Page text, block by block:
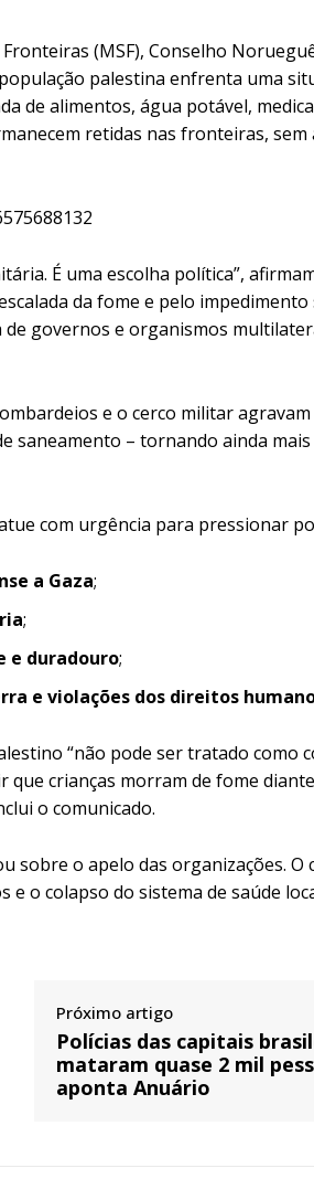
(MSF), Conselho
palestina enfrenta uma
de alimentos, água potável,
retidas nas fronteiras, sem
É uma escolha política”,
da fome e pelo impedimento
governos e organismos
e o cerco militar
saneamento – tornando ainda mais
com urgência para pressionar
a Gaza;
;
e duradouro;
e violações dos direitos
“não pode ser tratado como
crianças morram de fome
o comunicado.
o apelo das organizações. O
o colapso do sistema de saúde
Próximo artigo
Polícias das capitais
mataram quase 2 mil
aponta Anuário